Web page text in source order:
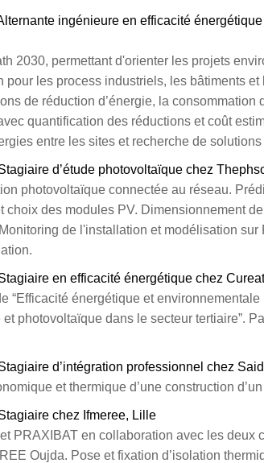
ingénieure en efficacité
2030, permettant d'orienter les projets
pour les process industriels, les bâtiments et
de réduction d’énergie, la consommation
quantification des réductions et coût
entre les sites et recherche de
d’étude photovoltaïque chez
photovoltaïque connectée au réseau.
choix des modules PV. Dimensionnement
de l'installation et modélisation sur
en efficacité énergétique chez
“Efficacité énergétique et environnementale
photovoltaïque dans le secteur tertiaire”.
d’intégration professionnel chez
et thermique d’une construction
chez Ifmeree, Lille
PRAXIBAT en collaboration avec les deux
Oujda. Pose et fixation d’isolation